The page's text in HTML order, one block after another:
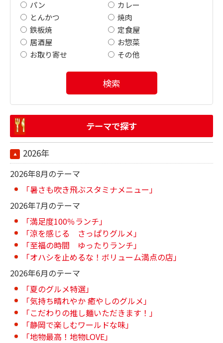
パン
カレー
とんかつ
焼肉
鉄板焼
定食屋
居酒屋
お惣菜
お取り寄せ
その他
検索
テーマで探す
2026年
2026年8月のテーマ
「暑さも吹き飛ぶスタミナメニュー」
2026年7月のテーマ
「満足度100％ランチ」
「涼を感じる さっぱりグルメ」
「至福の時間 ゆったりランチ」
「オハシを止めるな！ボリューム満点の店」
2026年6月のテーマ
「夏のグルメ特選」
「気持ち晴れやか 癒やしのグルメ」
「こだわりの推し麺いただきます！」
「静岡で楽しむワールドな味」
「地物最高！地物LOVE」